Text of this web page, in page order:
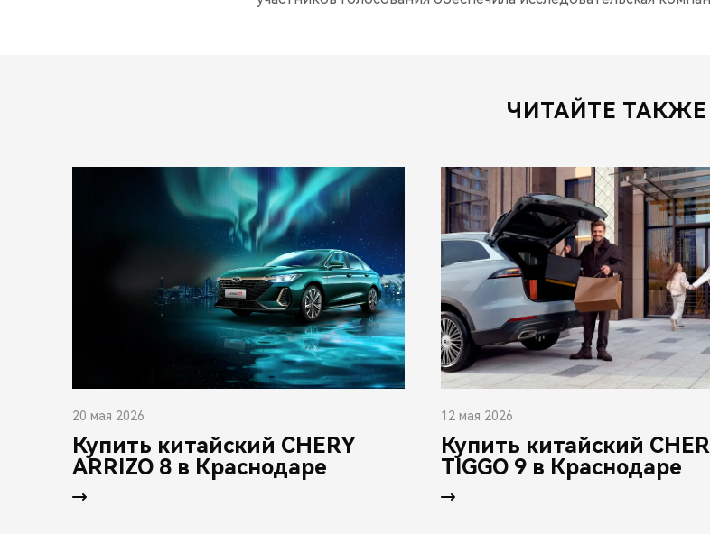
ЧИТАЙТЕ ТАКЖЕ
20 мая 2026
Купить китайский CHERY
ARRIZO 8 в Краснодаре
12 мая 2026
Купить китайский
TIGGO 9 в Краснодаре